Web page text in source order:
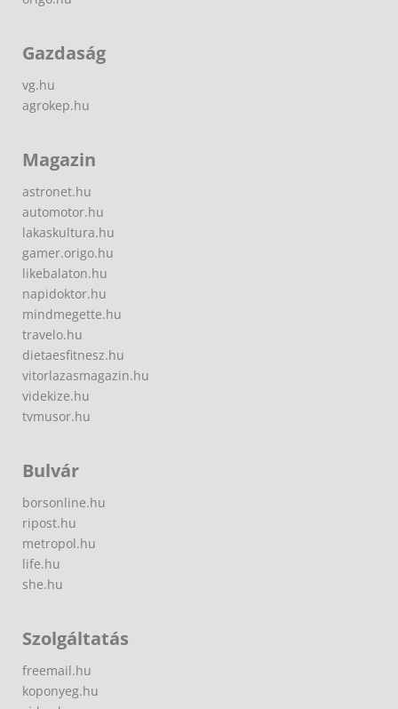
Gazdaság
vg.hu
agrokep.hu
Magazin
astronet.hu
automotor.hu
lakaskultura.hu
gamer.origo.hu
likebalaton.hu
napidoktor.hu
mindmegette.hu
travelo.hu
dietaesfitnesz.hu
vitorlazasmagazin.hu
videkize.hu
tvmusor.hu
Bulvár
borsonline.hu
ripost.hu
metropol.hu
life.hu
she.hu
Szolgáltatás
freemail.hu
koponyeg.hu